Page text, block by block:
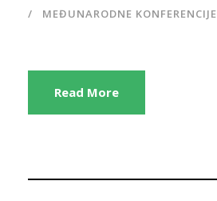
MEĐUNARODNE KONFERENCIJE
Read More